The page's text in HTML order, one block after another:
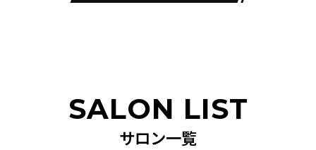
SALON LIST
サロン一覧